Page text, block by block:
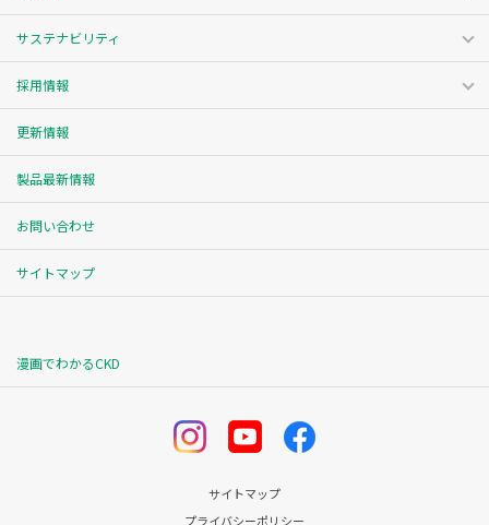
サステナビリティ
採用情報
更新情報
製品最新情報
お問い合わせ
サイトマップ
漫画でわかるCKD
サイトマップ
プライバシーポリシー